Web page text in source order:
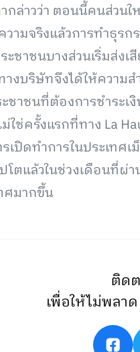
ล่าวว่า ตอนนี้คนส่วน
ามจริงแล้วการทำธุร
ชาชนบางส่วนเริ่มส่งเ
างบริษัทจึงได้ให้ความ
าชนที่ต้องการชำระเ
ม่ใช่ครั้งแรกที่ทาง La
เปิดทำการในประเทศ
โตแล้วในช่วงเดือนที่ผ่
ศมากขึ้น
ติด
เพื่อให้ไม่พลา